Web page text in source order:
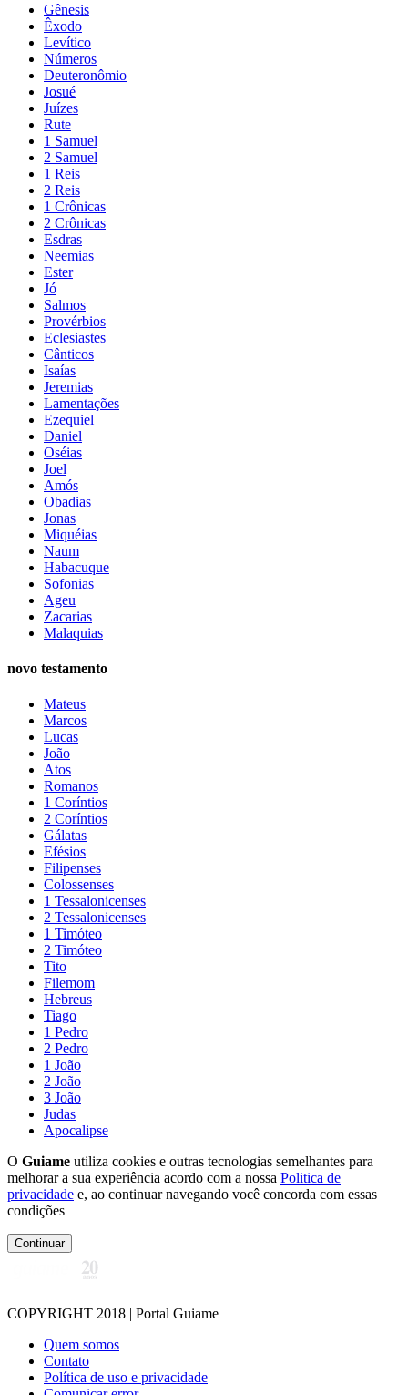
Gênesis
Êxodo
Levítico
Números
Deuteronômio
Josué
Juízes
Rute
1 Samuel
2 Samuel
1 Reis
2 Reis
1 Crônicas
2 Crônicas
Esdras
Neemias
Ester
Jó
Salmos
Provérbios
Eclesiastes
Cânticos
Isaías
Jeremias
Lamentações
Ezequiel
Daniel
Oséias
Joel
Amós
Obadias
Jonas
Miquéias
Naum
Habacuque
Sofonias
Ageu
Zacarias
Malaquias
novo testamento
Mateus
Marcos
Lucas
João
Atos
Romanos
1 Coríntios
2 Coríntios
Gálatas
Efésios
Filipenses
Colossenses
1 Tessalonicenses
2 Tessalonicenses
1 Timóteo
2 Timóteo
Tito
Filemom
Hebreus
Tiago
1 Pedro
2 Pedro
1 João
2 João
3 João
Judas
Apocalipse
O Guiame utiliza cookies e outras tecnologias semelhantes para
melhorar a sua experiência acordo com a nossa Politica de
privacidade e, ao continuar navegando você concorda com essas
condições
Continuar
COPYRIGHT 2018 | Portal Guiame
Quem somos
Contato
Política de uso e privacidade